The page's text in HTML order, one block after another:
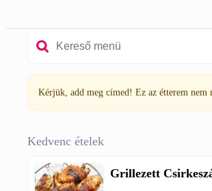
Kérjük, add meg címed! Ez az étterem nem
Kedvenc ételek
Grillezett